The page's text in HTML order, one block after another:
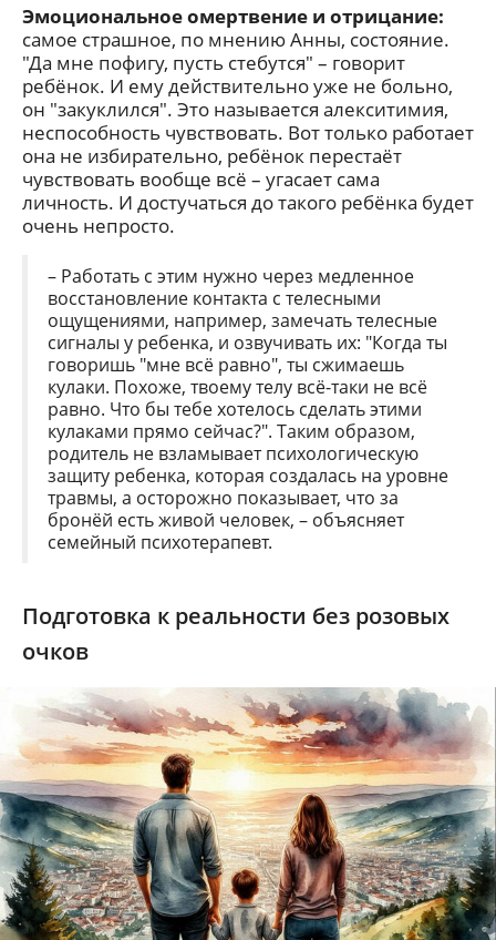
Эмоциональное омертвение и отрицание:
самое страшное, по мнению Анны, состояние.
"Да мне пофигу, пусть стебутся" – говорит
ребёнок. И ему действительно уже не больно,
он "закуклился". Это называется алекситимия,
неспособность чувствовать. Вот только работает
она не избирательно, ребёнок перестаёт
чувствовать вообще всё – угасает сама
личность. И достучаться до такого ребёнка будет
очень непросто.
– Работать с этим нужно через медленное
восстановление контакта с телесными
ощущениями, например, замечать телесные
сигналы у ребенка, и озвучивать их: "Когда ты
говоришь "мне всё равно", ты сжимаешь
кулаки. Похоже, твоему телу всё-таки не всё
равно. Что бы тебе хотелось сделать этими
кулаками прямо сейчас?". Таким образом,
родитель не взламывает психологическую
защиту ребенка, которая создалась на уровне
травмы, а осторожно показывает, что за
бронёй есть живой человек, – объясняет
семейный психотерапевт.
Подготовка к реальности без розовых
очков